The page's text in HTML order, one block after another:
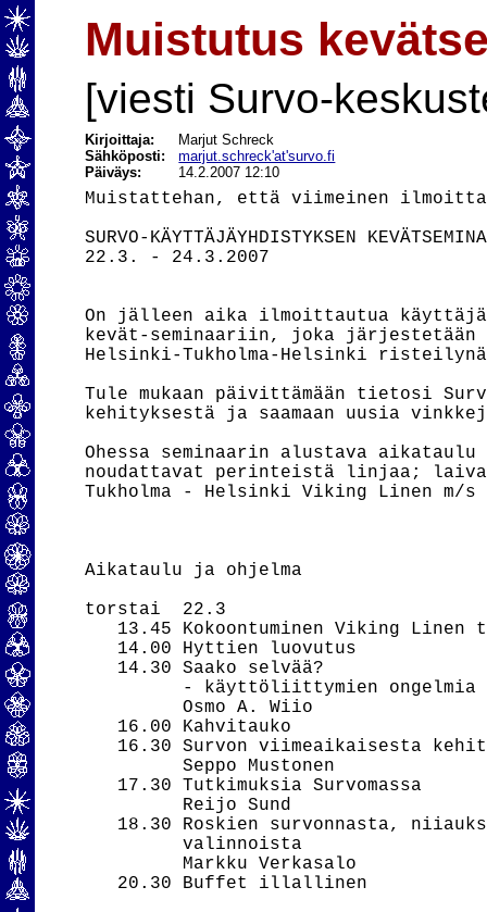
Muistutus
[viesti Survo-
Kirjoittaja:
Marjut Schreck
Sähköposti:marjut.schreck'at'survo.fi
Päiväys:
14.2.2007 12:10
Muistattehan, että viimeinen
SURVO-KÄYTTÄJÄYHDISTYKSEN
22.3. - 24.3.2007
On jälleen aika ilmoittautua
kevät-seminaariin, joka järjestetään
Helsinki-Tukholma-Helsinki
Tule mukaan päivittämään tietosi
kehityksestä ja saamaan uusia
Ohessa seminaarin alustava
noudattavat perinteistä linjaa;
Tukholma - Helsinki Viking Linen m/
Aikataulu ja ohjelma
torstai  22.3
13.45 Kokoontuminen Viking Linen
   14.00 Hyttien luovutus
   14.30 Saako selvää?
         - käyttöliittymien ongelmia
         Osmo A. Wiio
   16.00 Kahvitauko
16.30 Survon viimeaikaisesta
         Seppo Mustonen
   17.30 Tutkimuksia Survomassa
         Reijo Sund
18.30 Roskien survonnasta,
         valinnoista
         Markku Verkasalo
   20.30 Buffet illallinen